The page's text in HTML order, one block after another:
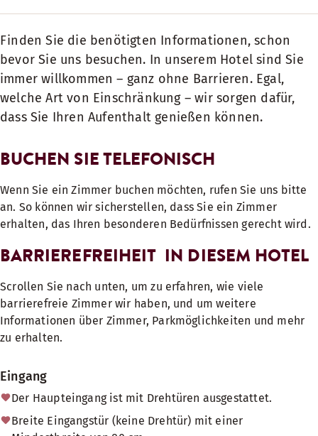
Finden Sie die benötigten Informationen, schon
bevor Sie uns besuchen. In unserem Hotel sind Sie
immer willkommen – ganz ohne Barrieren. Egal,
welche Art von Einschränkung – wir sorgen dafür,
dass Sie Ihren Aufenthalt genießen können.
BUCHEN SIE TELEFONISCH
Wenn Sie ein Zimmer buchen möchten, rufen Sie uns bitte
an. So können wir sicherstellen, dass Sie ein Zimmer
erhalten, das Ihren besonderen Bedürfnissen gerecht wird.
BARRIEREFREIHEIT IN DIESEM HOTEL
Scrollen Sie nach unten, um zu erfahren, wie viele
barrierefreie Zimmer wir haben, und um weitere
Informationen über Zimmer, Parkmöglichkeiten und mehr
zu erhalten.
Eingang
Der Haupteingang ist mit Drehtüren ausgestattet.
Breite Eingangstür (keine Drehtür) mit einer